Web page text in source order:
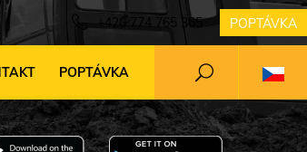
+420 774 765 365 POPTÁVKA
POPTÁVKA